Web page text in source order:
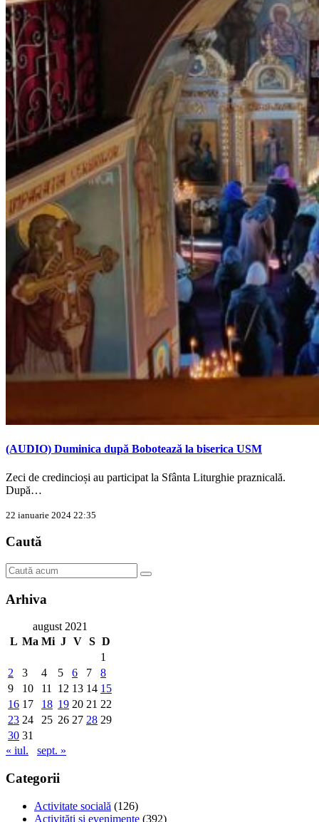
(AUDIO) Duminica după Bobotează la biserica USM
Zeci de credincioși au participat la Sfânta Liturghie praznicală.
După…
22 ianuarie 2024 22:35
Caută
Arhiva
august 2021
L Ma Mi J V S D
1
2
3 4 5 6 7
8
9
10 11 12 13 14 15
16 17 18 19 20 21 22
23 24 25 26 27 28 29
30 31
« iul.
sept. »
Categorii
Activitate socială (126)
Activităţi şi evenimente (392)